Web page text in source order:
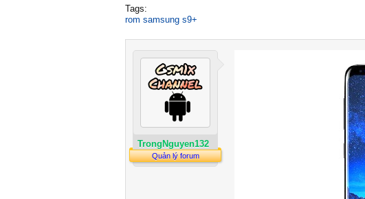
Tags:
rom samsung s9+
TrongNguyen132
Quản lý forum